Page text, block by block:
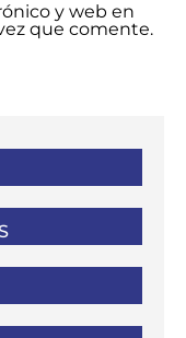
y web en
que comente.